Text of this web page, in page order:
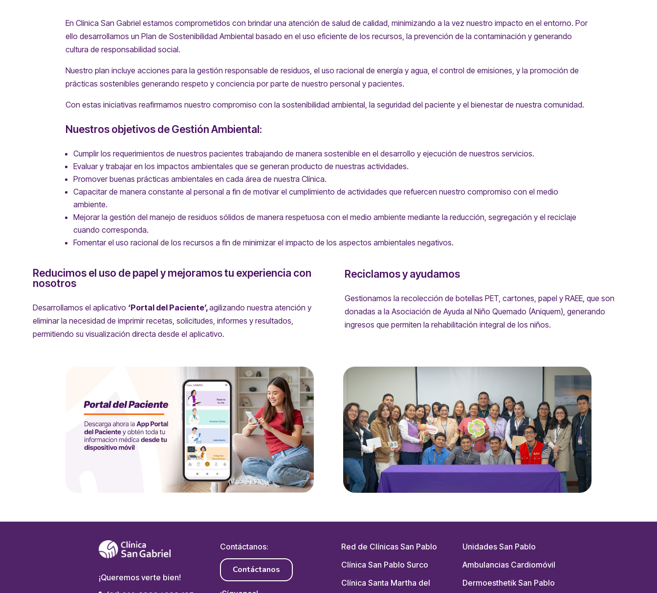
En Clínica San Gabriel estamos comprometidos con brindar una atención de salud de calidad, minimizando a la vez nuestro impacto en el entorno. Por
ello desarrollamos un Plan de Sostenibilidad Ambiental basado en el uso eficiente de los recursos, la prevención de la contaminación y generando
cultura de responsabilidad social.
Nuestro plan incluye acciones para la gestión responsable de residuos, el uso racional de energía y agua, el control de emisiones, y la promoción de
prácticas sostenibles generando respeto y conciencia por parte de nuestro personal y pacientes.
Con estas iniciativas reafirmamos nuestro compromiso con la sostenibilidad ambiental, la seguridad del paciente y el bienestar de nuestra comunidad.
Nuestros objetivos de Gestión Ambiental:
Cumplir los requerimientos de nuestros pacientes trabajando de manera sostenible en el desarrollo y ejecución de nuestros servicios.
Evaluar y trabajar en los impactos ambientales que se generan producto de nuestras actividades.
Promover buenas prácticas ambientales en cada área de nuestra Clínica.
Capacitar de manera constante al personal a fin de motivar el cumplimiento de actividades que refuercen nuestro compromiso con el medio
ambiente.
Mejorar la gestión del manejo de residuos sólidos de manera respetuosa con el medio ambiente mediante la reducción, segregación y el reciclaje
cuando corresponda.
Fomentar el uso racional de los recursos a fin de minimizar el impacto de los aspectos ambientales negativos.
Reducimos el uso de papel y mejoramos tu experiencia con
nosotros
Desarrollamos el aplicativo ‘Portal del Paciente’,agilizando nuestra atención y
eliminar la necesidad de imprimir recetas, solicitudes, informes y resultados,
permitiendo su visualización directa desde el aplicativo.
Reciclamos y ayudamos
Gestionamos la recolección de botellas PET, cartones, papel y RAEE, que son
donadas a la Asociación de Ayuda al Niño Quemado (Aniquem), generando
ingresos que permiten la rehabilitación integral de los niños.
¡Queremos verte bien!
Contáctanos:
Contáctanos
Red de Clínicas San Pablo
Clínica San Pablo Surco
Clínica Santa Martha del
Unidades San Pablo
Ambulancias Cardiomóvil
Dermoesthetik San Pablo